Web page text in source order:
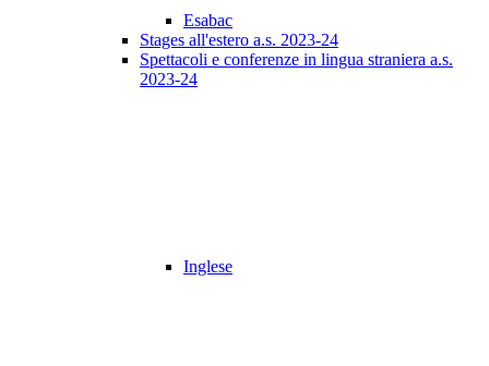
Esabac
Stages all'estero a.s. 2023-24
Spettacoli e conferenze in lingua straniera a.s.
2023-24
Inglese